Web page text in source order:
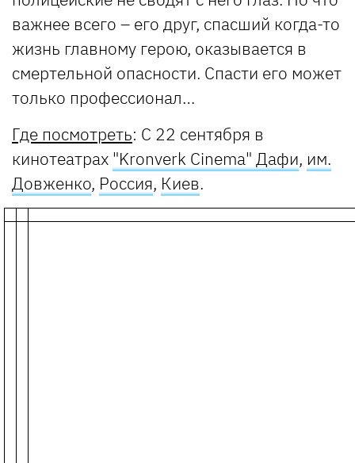
важнее всего – его друг, спасший когда-то
жизнь главному герою, оказывается в
смертельной опасности. Спасти его может
только профессионал…
Где посмотреть: С 22 сентября в
кинотеатрах "Kronverk Cinema" Дафи, им.
Довженко, Россия, Киев.